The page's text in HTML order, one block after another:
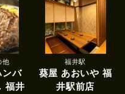
他
ンバ
福井
福井駅
葵屋 あおいや 福
井駅前店